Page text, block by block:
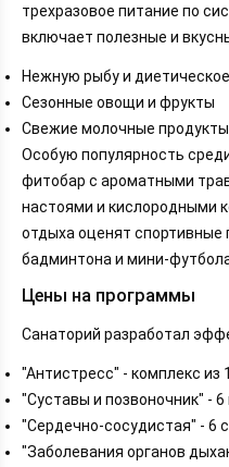
трехразовое питание по
включает полезные и
Нежную рыбу и
Сезонные овощи и фрукты
Свежие молочные продукты
Особую популярность
фитобар с ароматными
настоями и кислородными
отдыха оценят
бадминтона и мини-
Цены на программы
Санаторий разработал
"Антистресс" - комплекс из
"Суставы и позвоночник" -
"Сердечно-сосудистая" - 6
"Заболевания органов